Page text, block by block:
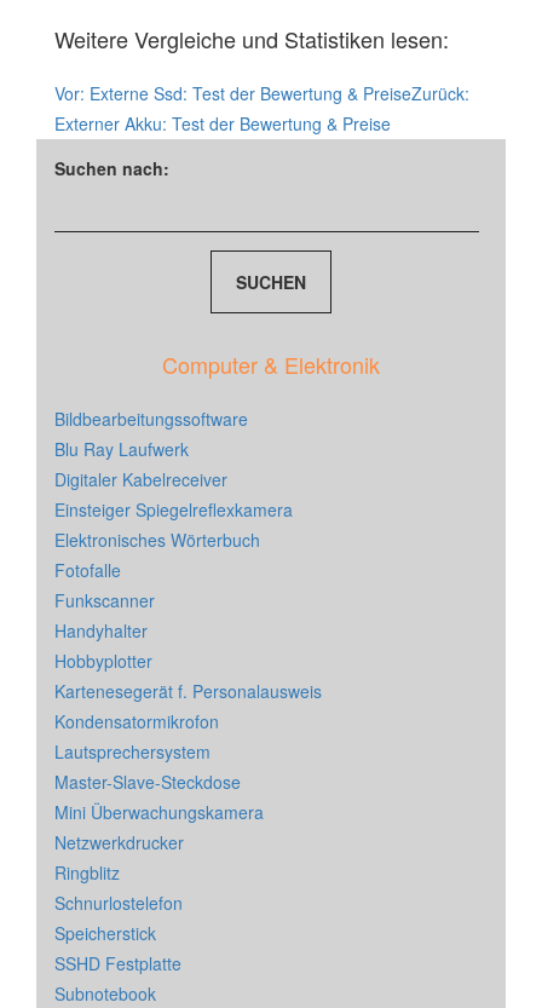
Weitere Vergleiche und Statistiken lesen:
Vor: Externe Ssd: Test der Bewertung & PreiseZurück:
Externer Akku: Test der Bewertung & Preise
Suchen nach:
Computer & Elektronik
Bildbearbeitungssoftware
Blu Ray Laufwerk
Digitaler Kabelreceiver
Einsteiger Spiegelreflexkamera
Elektronisches Wörterbuch
Fotofalle
Funkscanner
Handyhalter
Hobbyplotter
Kartenesegerät f. Personalausweis
Kondensatormikrofon
Lautsprechersystem
Master-Slave-Steckdose
Mini Überwachungskamera
Netzwerkdrucker
Ringblitz
Schnurlostelefon
Speicherstick
SSHD Festplatte
Subnotebook